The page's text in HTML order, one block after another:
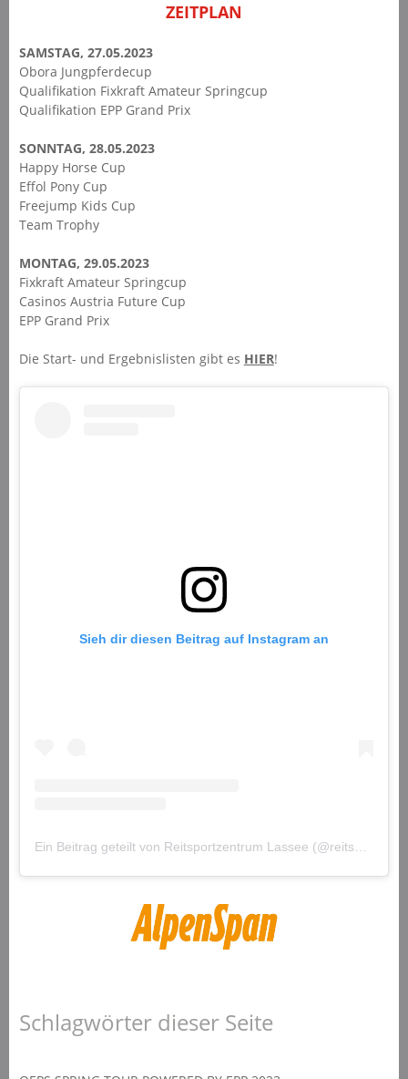
ZEITPLAN
SAMSTAG, 27.05.2023
Obora Jungpferdecup
Qualifikation Fixkraft Amateur Springcup
Qualifikation EPP Grand Prix
SONNTAG, 28.05.2023
Happy Horse Cup
Effol Pony Cup
Freejump Kids Cup
Team Trophy
MONTAG, 29.05.2023
Fixkraft Amateur Springcup
Casinos Austria Future Cup
EPP Grand Prix
Die Start- und Ergebnislisten gibt es HIER!
Sieh dir diesen Beitrag auf Instagram an
Schlagwörter dieser Seite